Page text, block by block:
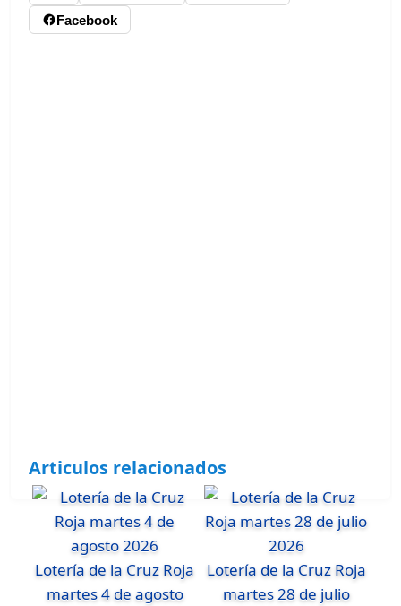
Facebook
Articulos relacionados
Lotería de la Cruz Roja
martes 4 de agosto
Lotería de la Cruz Roja
martes 28 de julio